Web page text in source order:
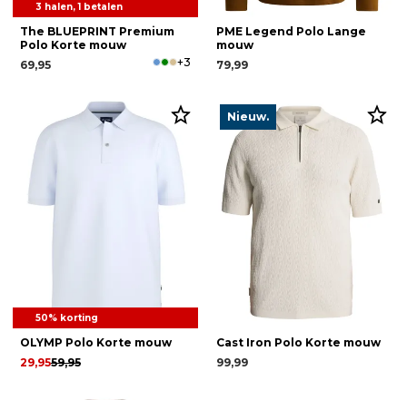
3 halen, 1 betalen
The BLUEPRINT Premium
Polo Korte mouw
69,95
+3
PME Legend Polo Lange
mouw
79,99
50% korting
OLYMP Polo Korte mouw
59,95
29,95
Nieuw.
Cast Iron Polo Korte mouw
99,99